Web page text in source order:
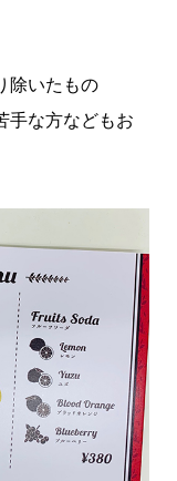
除いたもの
手な方などもお